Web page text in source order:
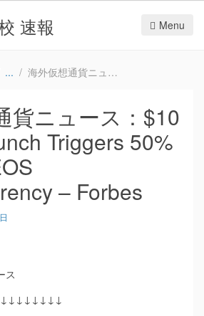
速報 Menu
海外仮想通貨ニュース：$10 Billion Launch Triggers 50% Jump In EOS Cryptocurrency – Forbes
貨ニュース：$10
Triggers 50%
– Forbes
ス